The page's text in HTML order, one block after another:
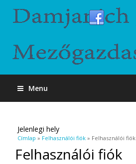
Menu
Jelenlegi hely
Címlap » Felhasználói fiók » Felhasználói fiók
Felhasználói fiók